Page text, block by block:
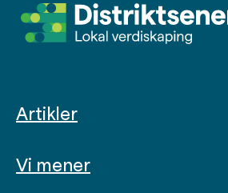
Artikler
Vi mener